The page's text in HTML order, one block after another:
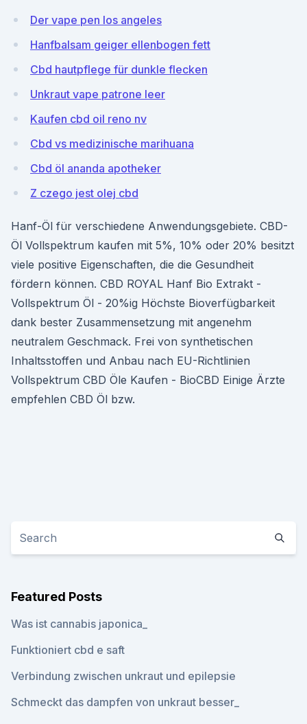
Der vape pen los angeles
Hanfbalsam geiger ellenbogen fett
Cbd hautpflege für dunkle flecken
Unkraut vape patrone leer
Kaufen cbd oil reno nv
Cbd vs medizinische marihuana
Cbd öl ananda apotheker
Z czego jest olej cbd
Hanf-Öl für verschiedene Anwendungsgebiete. CBD-
Öl Vollspektrum kaufen mit 5%, 10% oder 20% besitzt
viele positive Eigenschaften, die die Gesundheit
fördern können. CBD ROYAL Hanf Bio Extrakt -
Vollspektrum Öl - 20%ig Höchste Bioverfügbarkeit
dank bester Zusammensetzung mit angenehm
neutralem Geschmack. Frei von synthetischen
Inhaltsstoffen und Anbau nach EU-Richtlinien
Vollspektrum CBD Öle Kaufen - BioCBD Einige Ärzte
empfehlen CBD Öl bzw.
Featured Posts
Was ist cannabis japonica_
Funktioniert cbd e saft
Verbindung zwischen unkraut und epilepsie
Schmeckt das dampfen von unkraut besser_